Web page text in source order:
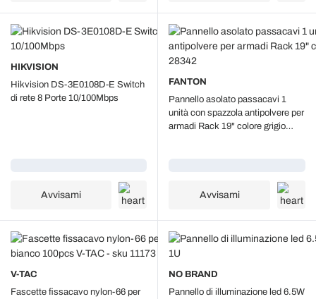
HIKVISION
Hikvision DS-3E0108D-E Switch
di rete 8 Porte 10/100Mbps
Avvisami
FANTON
Pannello asolato passacavi 1
unità con spazzola antipolvere per
armadi Rack 19" colore grigio
Avvisami
V-TAC
Fascette fissacavo nylon-66 per
NO BRAND
Pannello di illuminazione led 6.5W